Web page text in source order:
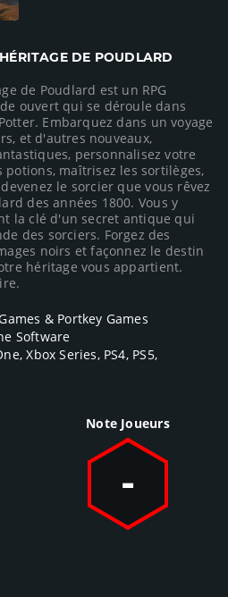
DE POUDLARD
de Poudlard est un RPG
ouvert qui se déroule dans
Embarquez dans un voyage
et d'autres nouveaux,
personnalisez votre
potions, maîtrisez les sortilèges,
le sorcier que vous rêvez
des années 1800. Vous y
la clé d'un secret antique qui
des sorciers. Forgez des
noirs et façonnez le destin
héritage vous appartient.
& Portkey Games
Software
Xbox Series, PS4, PS5,
Note Joueurs
-